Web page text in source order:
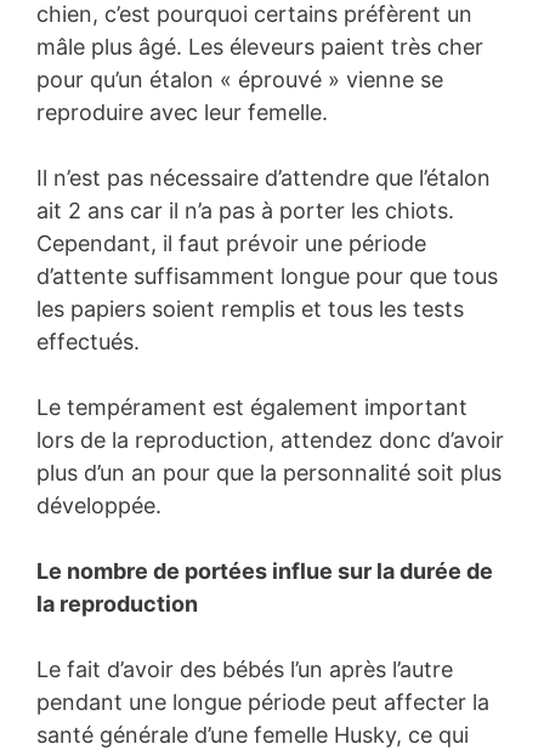
chien, c’est pourquoi certains préfèrent un
mâle plus âgé. Les éleveurs paient très cher
pour qu’un étalon « éprouvé » vienne se
reproduire avec leur femelle.
Il n’est pas nécessaire d’attendre que l’étalon
ait 2 ans car il n’a pas à porter les chiots.
Cependant, il faut prévoir une période
d’attente suffisamment longue pour que tous
les papiers soient remplis et tous les tests
effectués.
Le tempérament est également important
lors de la reproduction, attendez donc d’avoir
plus d’un an pour que la personnalité soit plus
développée.
Le nombre de portées influe sur la durée de
la reproduction
Le fait d’avoir des bébés l’un après l’autre
pendant une longue période peut affecter la
santé générale d’une femelle Husky, ce qui